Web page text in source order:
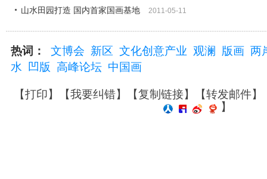
山水田园打造 国内首家国画基地 2011-05-11
热词： 文博会 新区 文化创意产业 观澜 版画 两
水
凹版 高峰论坛 中国画
【打印】【我要纠错】【复制链接】【转发邮件】
】